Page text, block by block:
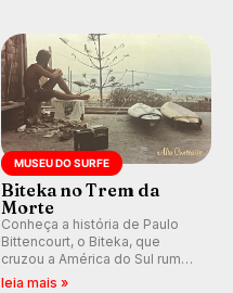
MUSEU DO SURFE
Biteka no Trem da
Morte
Conheça a história de Paulo
Bittencourt, o Biteka, que
cruzou a América do Sul rumo
ao Pacífico em uma jornada
leia mais »